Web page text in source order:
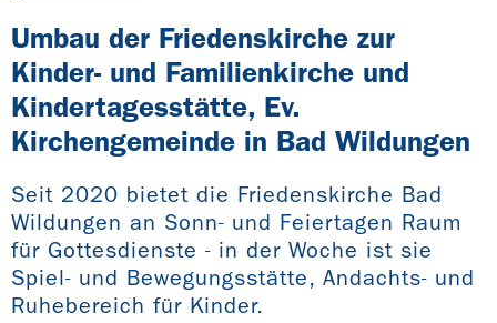
Umbau der Friedenskirche zur
Kinder- und Familienkirche und
Kindertagesstätte, Ev.
Kirchengemeinde in Bad Wildungen
Seit 2020 bietet die Friedenskirche Bad
Wildungen an Sonn- und Feiertagen Raum
für Gottesdienste - in der Woche ist sie
Spiel- und Bewegungsstätte, Andachts- und
Ruhebereich für Kinder.